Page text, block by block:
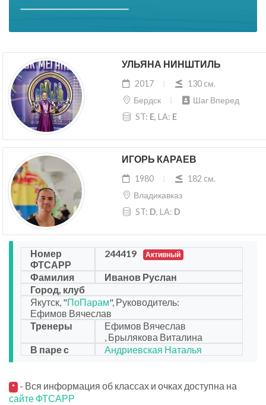
УЛЬЯНА НИНШТИЛЬ
2017
130 cм.
Бердск
Шаг Вперед
ST: E, LA: E
ИГОРЬ КАРАЕВ
1980
182 cм.
Владикавказ
ST: D, LA: D
Номер
ФТСАРР
244419 Активный
Фамилия
Иванов Руслан
Город, клуб
Якутск, "ПоПарам", Руководитель:
Ефимов Вячеслав
Тренеры
Ефимов Вячеслав
, Брылякова Виталина
В паре с
Андриевская Наталья
* - Вся информация об классах и очках доступна на
сайте ФТСАРР